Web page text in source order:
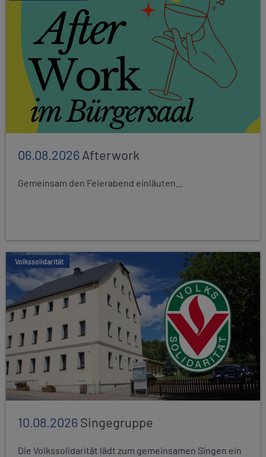
06.08.2026Afterwork
Gemeinsam den Feierabend einläuten...
Volkssolidarität
10.08.2026Singegruppe
Die Volkssolidarität lädt zum gemeinsamen Singen ein